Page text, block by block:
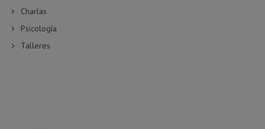
Charlas
Psicología
Talleres